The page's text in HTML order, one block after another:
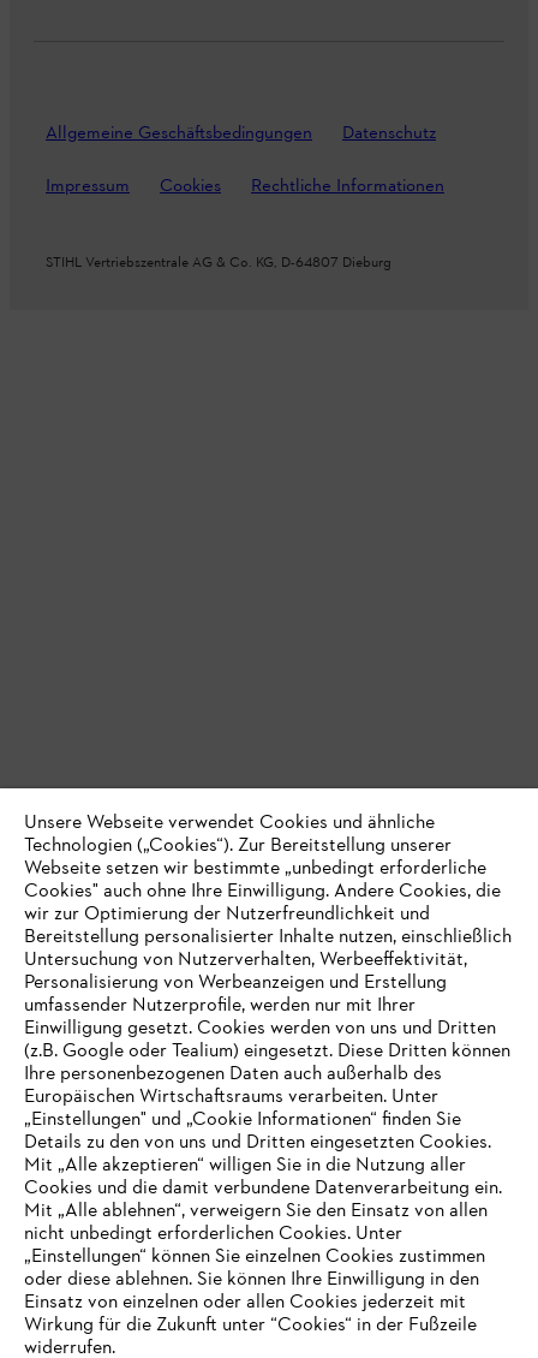
Allgemeine Geschäftsbedingungen Datenschutz
Impressum Cookies Rechtliche Informationen
STIHL Vertriebszentrale AG & Co. KG, D-64807 Dieburg
IHR BROWSER WIRD NICHT
UNTERSTÜTZT
Unsere Webseite verwendet Cookies und ähnliche
Technologien („Cookies“). Zur Bereitstellung unserer
Webseite setzen wir bestimmte „unbedingt erforderliche
Cookies" auch ohne Ihre Einwilligung. Andere Cookies, die
wir zur Optimierung der Nutzerfreundlichkeit und
Bereitstellung personalisierter Inhalte nutzen, einschließlich
Untersuchung von Nutzerverhalten, Werbeeffektivität,
Personalisierung von Werbeanzeigen und Erstellung
umfassender Nutzerprofile, werden nur mit Ihrer
Einwilligung gesetzt. Cookies werden von uns und Dritten
(z.B. Google oder Tealium) eingesetzt. Diese Dritten können
Ihre personenbezogenen Daten auch außerhalb des
Europäischen Wirtschaftsraums verarbeiten. Unter
„Einstellungen" und „Cookie Informationen“ finden Sie
Details zu den von uns und Dritten eingesetzten Cookies.
Mit „Alle akzeptieren“ willigen Sie in die Nutzung aller
Cookies und die damit verbundene Datenverarbeitung ein.
Mit „Alle ablehnen“, verweigern Sie den Einsatz von allen
nicht unbedingt erforderlichen Cookies. Unter
„Einstellungen“ können Sie einzelnen Cookies zustimmen
oder diese ablehnen. Sie können Ihre Einwilligung in den
Einsatz von einzelnen oder allen Cookies jederzeit mit
Wirkung für die Zukunft unter “Cookies“ in der Fußzeile
widerrufen.